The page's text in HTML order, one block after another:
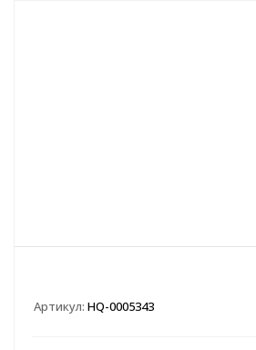
Артикул: HQ-0005343